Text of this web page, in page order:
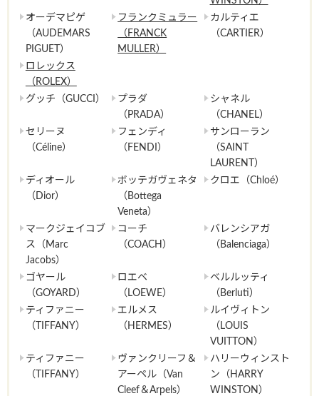
オーデマピゲ
（AUDEMARS
PIGUET）
フランクミュラー
（FRANCK
MULLER）
カルティエ
（CARTIER）
ロレックス
（ROLEX）
グッチ（GUCCI）
プラダ
（PRADA）
シャネル
（CHANEL）
セリーヌ
（Céline）
フェンディ
（FENDI）
サンローラン
（SAINT
LAURENT）
ディオール
（Dior）
ボッテガヴェネタ
（Bottega
Veneta）
クロエ（Chloé）
マークジェイコブ
ス（Marc
Jacobs）
コーチ
（COACH）
バレンシアガ
（Balenciaga）
ゴヤール
（GOYARD）
ロエベ
（LOEWE）
ベルルッティ
（Berluti）
ティファニー
（TIFFANY）
エルメス
（HERMES）
ルイヴィトン
（LOUIS
VUITTON）
ティファニー
（TIFFANY）
ヴァンクリーフ＆
アーペル（Van
Cleef＆Arpels）
ハリーウィンスト
ン（HARRY
WINSTON）